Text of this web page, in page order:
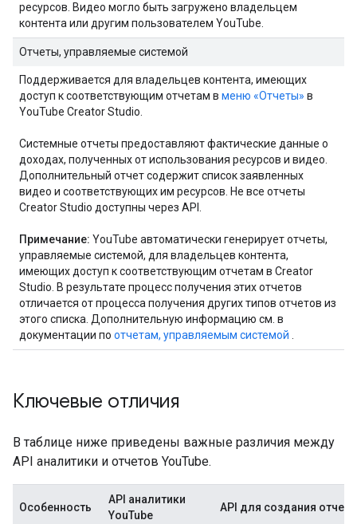
ресурсов. Видео могло быть загружено владельцем
контента или другим пользователем YouTube.
Отчеты, управляемые системой
Поддерживается для владельцев контента, имеющих
доступ к соответствующим отчетам в меню «Отчеты» в
YouTube Creator Studio.
Системные отчеты предоставляют фактические данные о
доходах, полученных от использования ресурсов и видео.
Дополнительный отчет содержит список заявленных
видео и соответствующих им ресурсов. Не все отчеты
Creator Studio доступны через API.
Примечание: YouTube автоматически генерирует отчеты,
управляемые системой, для владельцев контента,
имеющих доступ к соответствующим отчетам в Creator
Studio. В результате процесс получения этих отчетов
отличается от процесса получения других типов отчетов из
этого списка. Дополнительную информацию см. в
документации по отчетам, управляемым системой
Ключевые отличия
В таблице ниже приведены важные различия между
API аналитики и отчетов YouTube.
Особенность
API аналитики
YouTube
API для создания